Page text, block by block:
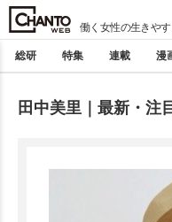
働く女性の生きや
総研 特集 連載 漫
田中美里｜最新・注